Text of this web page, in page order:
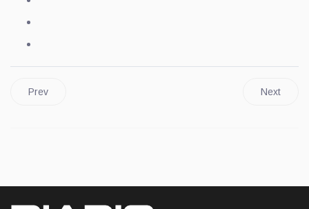
Prev Next